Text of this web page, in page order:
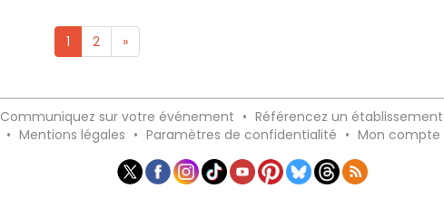
1 2 »
Communiquez sur votre événement • Référencez un établissement
• Mentions légales • Paramètres de confidentialité • Mon compte